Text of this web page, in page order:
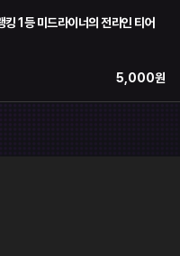
킹 1등 미드라이너의 전라인 티어
5,000원